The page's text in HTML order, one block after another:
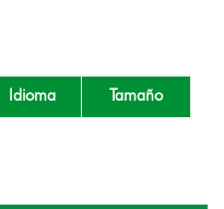
Idioma Tamaño